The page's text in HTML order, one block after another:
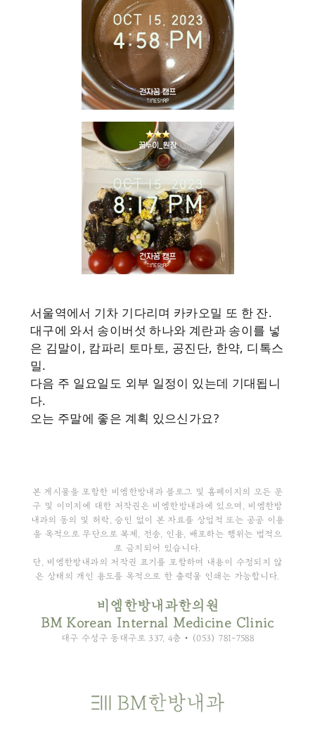
서울역에서 기차 기다리며 카카오밀 또 한 잔.
대구에 와서 송이버섯 하나와 계란과 송이를 넣
은 김말이, 캄파리 토마토, 공진단, 한약, 디톡스
밀.
다음 주 일요일도 외부 일정이 있는데 기대됩니
다.
오는 주말에 좋은 계획 있으신가요?
본 게시물을 포함한 비엠한방내과 블로그 및 홈페이지의 모든 문
구 및 이미지에 대한 저작권은 비엠한방내과에 있으며, 비엠한방
내과의 동의 및 허락, 승인 없이 본 자료를 상업적 또는 공공 이용
을 목적으로 무단으로 복제, 전송, 인용, 배포하는 행위는 법적으
로 금지되어 있습니다.
단, 비엠한방내과의 저작권 표기를 포함하며 내용이 수정되지 않
은 상태의 개인 용도를 목적으로 한 출력물 인쇄는 가능합니다.
비엠한방내과한의원
BM Korean Internal Medicine Clinic
대구 수성구 동대구로 337, 4층 • (053) 781-7588